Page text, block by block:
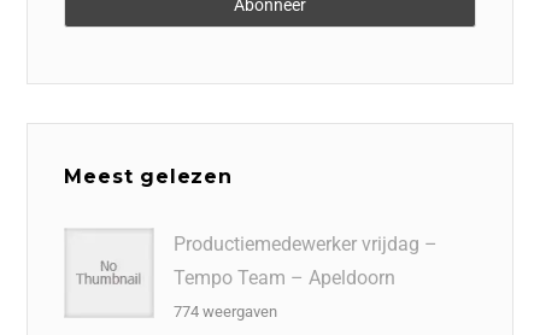
Meest gelezen
Productiemedewerker vrijdag –
Tempo Team – Apeldoorn
774 weergaven